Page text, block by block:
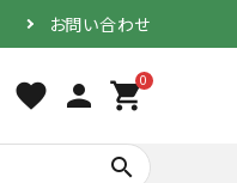
お問い合わせ
favorite person 0
shopping_cart
search